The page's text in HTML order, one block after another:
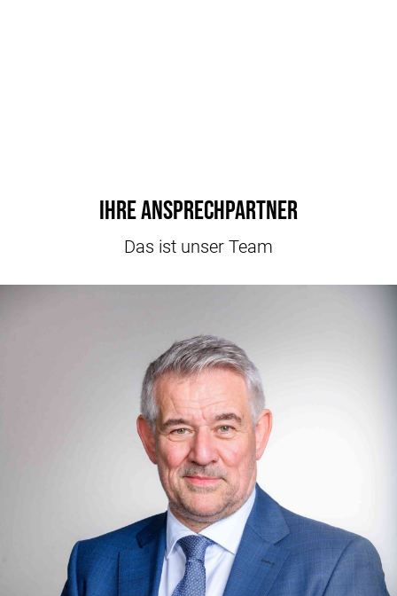
Ihre Ansprechpartner
Das ist unser Team